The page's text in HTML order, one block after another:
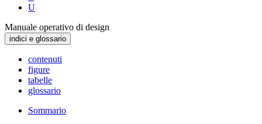
U
Manuale operativo di design
indici e glossario
contenuti
figure
tabelle
glossario
Sommario